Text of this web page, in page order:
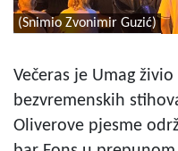
(Snimio Zvonimir Guzić)
Večeras je Umag
bezvremenskih
Oliverove pjesme